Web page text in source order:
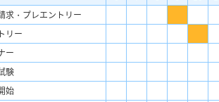
求・プレエントリー
リー
ー
験
始